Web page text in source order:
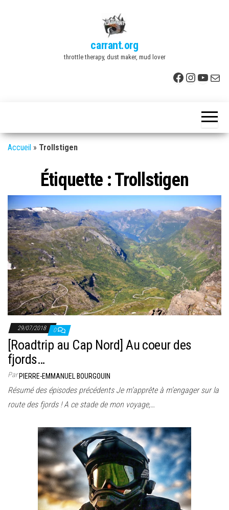
carrant.org
throttle therapy, dust maker, mud lover
Facebook
E-
Accueil » Trollstigen
Étiquette :Trollstigen
29/07/2018 0
[Roadtrip au Cap Nord] Au coeur des
fjords…
ParPIERRE-EMMANUEL BOURGOUIN
Résumé des épisodes précédents Je m’apprête à m’engager sur la
route des fjords ! A ce stade de mon voyage,…